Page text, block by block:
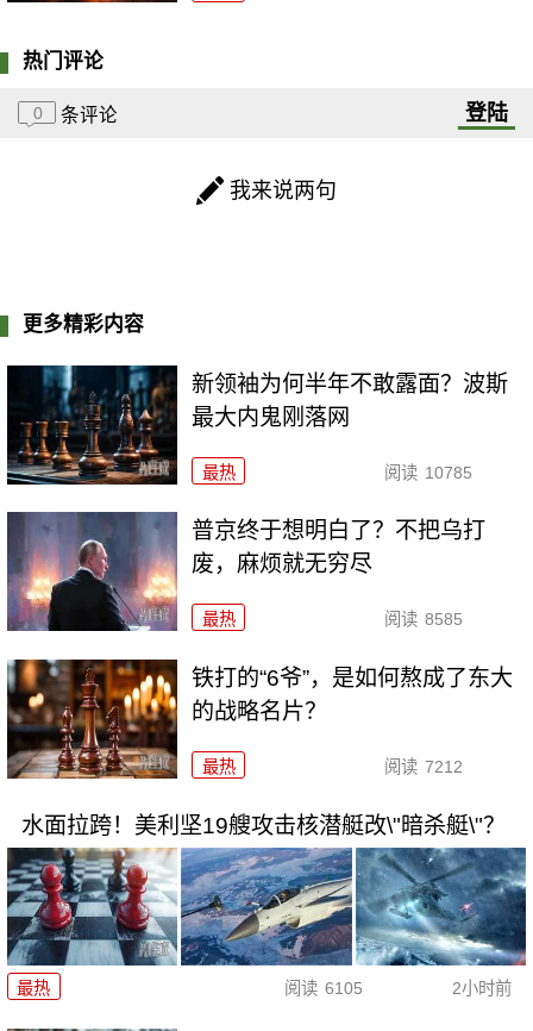
热门评论
0 条评论 登陆
我来说两句
更多精彩内容
新领袖为何半年不敢露面？波斯
最大内鬼刚落网
最热 阅读 10785
普京终于想明白了？不把乌打
废，麻烦就无穷尽
最热 阅读 8585
铁打的“6爷”，是如何熬成了东大
的战略名片？
最热 阅读 7212
水面拉跨！美利坚19艘攻击核潜艇改\"暗杀艇\"？
最热 阅读 6105 2小时前